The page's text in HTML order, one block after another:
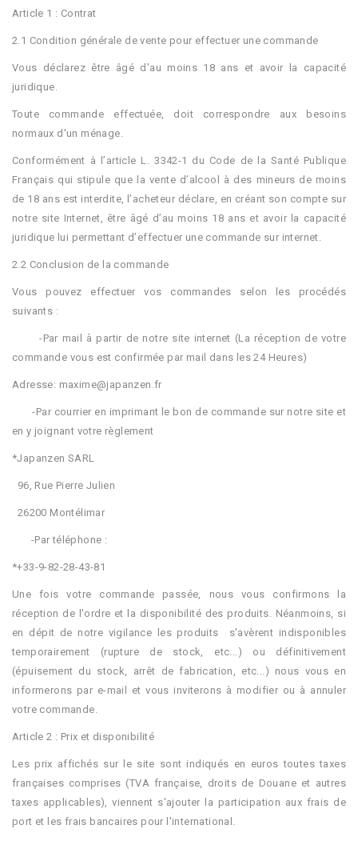
Article 1 : Contrat
2.1 Condition générale de vente pour effectuer une commande
Vous déclarez être âgé d'au moins 18 ans et avoir la capacité
juridique.
Toute commande effectuée, doit correspondre aux besoins
normaux d'un ménage.
Conformément à l’article L. 3342-1 du Code de la Santé Publique
Français qui stipule que la vente d’alcool à des mineurs de moins
de 18 ans est interdite, l’acheteur déclare, en créant son compte sur
notre site Internet, être âgé d’au moins 18 ans et avoir la capacité
juridique lui permettant d’effectuer une commande sur internet.
2.2 Conclusion de la commande
Vous pouvez effectuer vos commandes selon les procédés
suivants :
-Par mail à partir de notre site internet (La réception de votre
commande vous est confirmée par mail dans les 24 Heures)
Adresse: maxime@japanzen.fr
-Par courrier en imprimant le bon de commande sur notre site et
en y joignant votre règlement
*Japanzen SARL
96, Rue Pierre Julien
26200 Montélimar
-Par téléphone :
*+33-9-82-28-43-81
Une fois votre commande passée, nous vous confirmons la
réception de l'ordre et la disponibilité des produits. Néanmoins, si
en dépit de notre vigilance les produits s'avèrent indisponibles
temporairement (rupture de stock, etc...) ou définitivement
(épuisement du stock, arrêt de fabrication, etc...) nous vous en
informerons par e-mail et vous inviterons à modifier ou à annuler
votre commande.
Article 2 : Prix et disponibilité
Les prix affichés sur le site sont indiqués en euros toutes taxes
françaises comprises (TVA française, droits de Douane et autres
taxes applicables), viennent s'ajouter la participation aux frais de
port et les frais bancaires pour l'international.